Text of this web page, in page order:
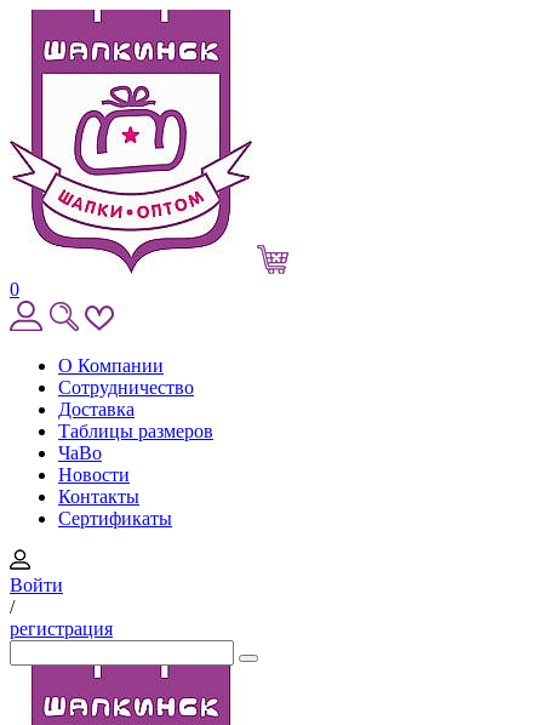
0
О Компании
Сотрудничество
Доставка
Таблицы размеров
ЧаВо
Новости
Контакты
Сертификаты
Войти
/
регистрация